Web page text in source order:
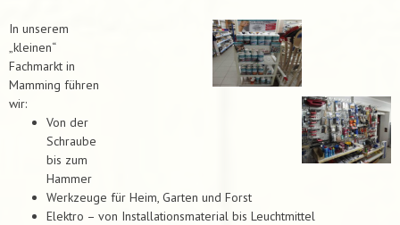
In unserem
„kleinen“
Fachmarkt in
Mamming führen
wir:
Von der
Schraube
bis zum
Hammer
Werkzeuge für Heim, Garten und Forst
Elektro – von Installationsmaterial bis Leuchtmittel